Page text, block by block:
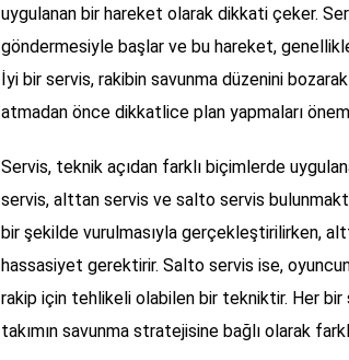
uygulanan bir hareket olarak dikkati çeker.
göndermesiyle başlar ve bu hareket,
İyi bir servis, rakibin savunma düzenini
atmadan önce dikkatlice plan yapmaları
Servis, teknik açıdan farklı biçimlerde
servis, alttan servis ve salto servis
bir şekilde vurulmasıyla gerçekleştirilirken,
hassasiyet gerektirir. Salto servis ise,
rakip için tehlikeli olabilen bir tekniktir. Her
takımın savunma stratejisine bağlı olarak